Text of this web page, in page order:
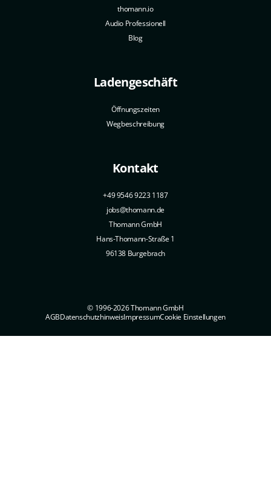
thomann.io
Audio Professionell
Blog
Ladengeschäft
Öffnungszeiten
Wegbeschreibung
Kontakt
+49 9546 9223 1187
jobs@thomann.de
Thomann GmbH
Hans-Thomann-Straße 1
96138 Burgebrach
© 1996-2026 Thomann GmbH
AGBDatenschutzhinweisImpressumCookie Einstellungen